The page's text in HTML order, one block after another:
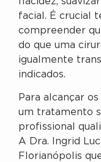
facial. É crucial
compreender
do que uma
igualmente
indicados.
Para alcançar
um tratamento
profissional
A Dra. Ingrid
Florianópolis